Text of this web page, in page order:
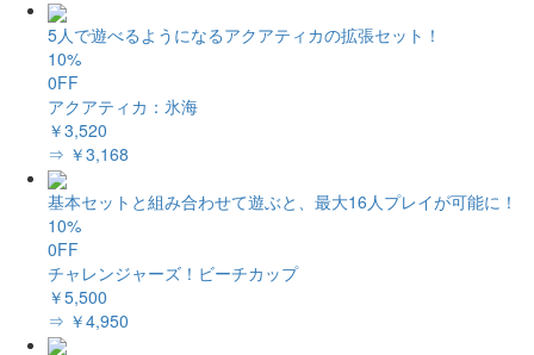
5人で遊べるようになるアクアティカの拡張セット！
10%
0FF
アクアティカ：氷海
￥3,520
⇒ ￥3,168
基本セットと組み合わせて遊ぶと、最大16人プレイが可能に！
10%
0FF
チャレンジャーズ！ビーチカップ
￥5,500
⇒ ￥4,950